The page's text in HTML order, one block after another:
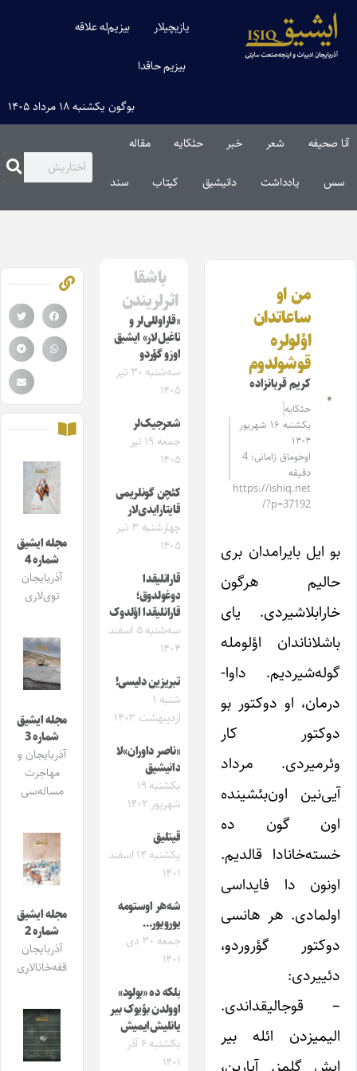
یازیچیلار بیزیم‌له علاقه
بیزیم حاقدا
بوگون یکشنبه ۱۸ مرداد ۱۴۰۵
آنا صحیفه شعر خبر حئکایه مقاله‌
سس یادداشت دانیشیق کیتاب سند
من او
ساعاتدان
اؤلولره
قوشولدوم
کریم قربانزاده
حئکایه
یکشنبه ۱۶ شهریور
۱۴۰۴
اوخوماق زامانی: 4
دقیقه
https://ishiq.net
/?p=37192
بو ایل بایرامدان بری
حالیم هرگون
خارابلاشیردی. یای
باشلاناندان اؤلومله
گوله‌شیردیم. داوا-
درمان، او دوکتور بو
دوکتور کار
وئرمیردی. مرداد
آیی‌نین اون‌بئشینده
اون گون ده
خسته‌خانادا قالدیم.
اونون دا فایداسی
اولمادی. هر هانسی
دوکتور گؤروردو،
دئییردی:
– قوجالیقداندی.
الیمیزدن ائله بیر
ایش گلمز. آپارین،
باشقا
اثرلریندن
«قاراوللی‌لر و
ناغیل‌لار» ایشیق
اوزو گؤردو
سه‌شنبه ۳۰ تیر
۱۴۰۵
شعرجیک‌لر
جمعه ۱۹ تیر
۱۴۰۵
کئچن گونلریمی
قایتارایدی‌لار
چهارشنبه ۳ تیر
۱۴۰۵
قارانلیقدا
دوغولدوق؛
قارانلیقدا اؤلدوک
سه‌شنبه ۵ اسفند
۱۴۰۴
تبریزین دلیسی‌!
شنبه ۱
اردیبهشت ۱۴۰۳
«ناصر داوران»لا
دانیشیق
یکشنبه ۱۹
شهریور ۱۴۰۲
قیتلیق
یکشنبه ۱۴ اسفند
۱۴۰۱
شه‌هر اوستومه
یورویور…
جمعه ۳۰ دی
۱۴۰۱
بلکه ده «بولود»
اوولدن بؤیوک بیر
یانلیش‌ایمیش
یکشنبه ۶ آذر
۱۴۰۱
مجله ایشیق
شماره 4
آذربایجان
توی‌لاری
مجله ایشیق
شماره 3
آذربایجان و
مهاجرت
مساله‌سی
مجله ایشیق
شماره 2
آذربایجان
قفه‌خانالاری